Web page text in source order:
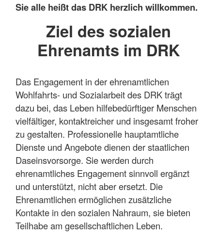
Sie alle heißt das DRK herzlich willkommen.
Ziel des sozialen
Ehrenamts im DRK
Das Engagement in der ehrenamtlichen
Wohlfahrts- und Sozialarbeit des DRK trägt
dazu bei, das Leben hilfebedürftiger Menschen
vielfältiger, kontaktreicher und insgesamt froher
zu gestalten. Professionelle hauptamtliche
Dienste und Angebote dienen der staatlichen
Daseinsvorsorge. Sie werden durch
ehrenamtliches Engagement sinnvoll ergänzt
und unterstützt, nicht aber ersetzt. Die
Ehrenamtlichen ermöglichen zusätzliche
Kontakte in den sozialen Nahraum, sie bieten
Teilhabe am gesellschaftlichen Leben.